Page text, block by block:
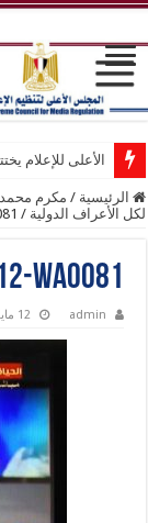
الأعلى للإعلام
الرئيسية / مكرم محمد
لكل الأعراف الدولية /
WA0081
admin 12 مايو، 2018